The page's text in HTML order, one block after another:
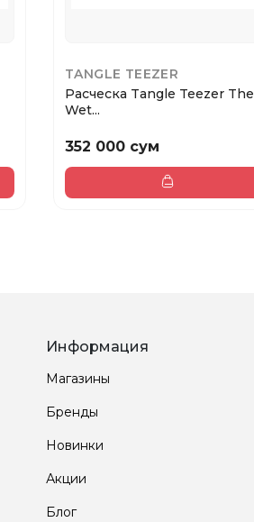
TANGLE TEEZER
Расческа Tangle Teezer The
Wet...
352 000 сум
Информация
Магазины
Бренды
Новинки
Акции
Блог